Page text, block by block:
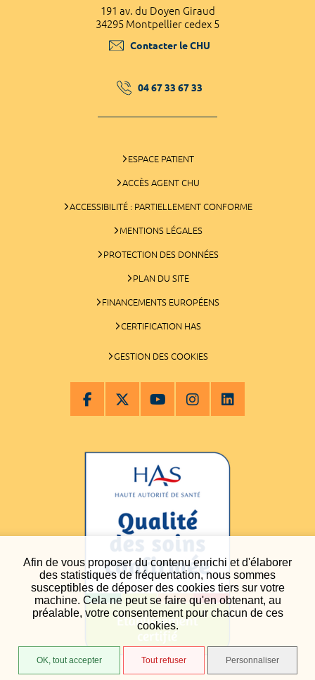
Afin de vous proposer du contenu enrichi et d'élaborer
des statistiques de fréquentation, nous sommes
susceptibles de déposer des cookies tiers sur votre
machine. Cela ne peut se faire qu'en obtenant, au
préalable, votre consentement pour chacun de ces
cookies.
OK, tout accepter Tout refuser Personnaliser
191 av. du Doyen Giraud
34295 Montpellier cedex 5
Contacter le CHU
04 67 33 67 33
ESPACE PATIENT
ACCÈS AGENT CHU
ACCESSIBILITÉ : PARTIELLEMENT CONFORME
MENTIONS LÉGALES
PROTECTION DES DONNÉES
PLAN DU SITE
FINANCEMENTS EUROPÉENS
CERTIFICATION HAS
GESTION DES COOKIES